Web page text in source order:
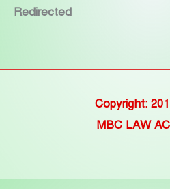
Redirected
Copyright:
MBC LAW